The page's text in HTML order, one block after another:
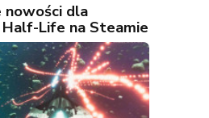
nowości dla
Life na Steamie